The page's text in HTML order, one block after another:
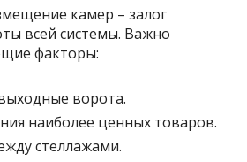
камер – залог
всей системы. Важно
факторы:
ворота.
наиболее ценных товаров.
стеллажами.